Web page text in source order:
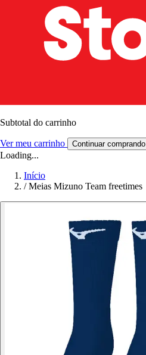
Subtotal do carrinho
Ver meu carrinho Continuar comprando
Loading...
Início
/ Meias Mizuno Team freetimes